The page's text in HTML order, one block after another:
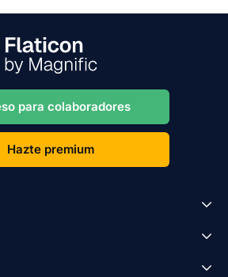
para colaboradores
Hazte premium